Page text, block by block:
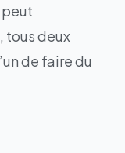
tous deux
de faire du